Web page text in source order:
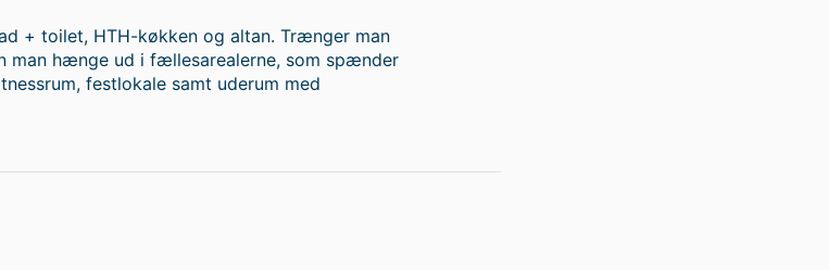
+ toilet, HTH-køkken og altan. Trænger man
man hænge ud i fællesarealerne, som spænder
festlokale samt uderum med